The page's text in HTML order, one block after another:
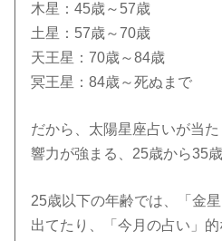
木星：45歳～57歳
土星：57歳～70歳
天王星：70歳～84歳
冥王星：84歳～死ぬまで
だから、太陽星座占いが当
響力が強まる、25歳から35歳
25歳以下の年齢では、「金
出てたり、「今月の占い」